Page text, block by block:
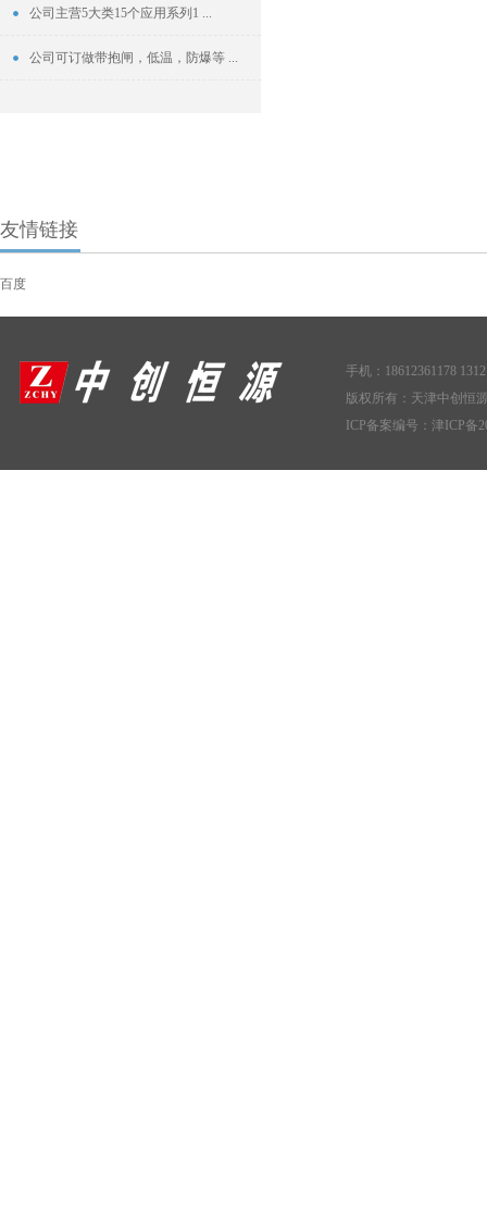
公司主营5大类15个应用系列1 ...
公司可订做带抱闸，低温，防爆等 ...
友情链接
百度
手机：18612361178
版权所有：天津中创
ICP备案编号： 津ICP备